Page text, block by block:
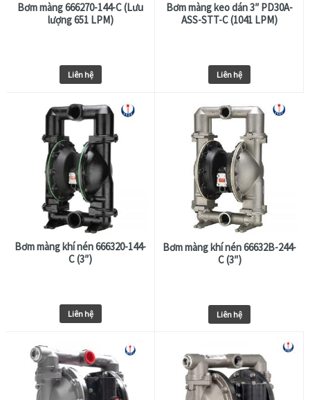
Bơm màng 666270-144-C (Lưu
lượng 651 LPM)
Liên hệ
Bơm màng keo dán 3″ PD30A-
ASS-STT-C (1041 LPM)
Liên hệ
Bơm màng khí nén 666320-144-
C (3″)
Liên hệ
Bơm màng khí nén 66632B-244-
C (3″)
Liên hệ